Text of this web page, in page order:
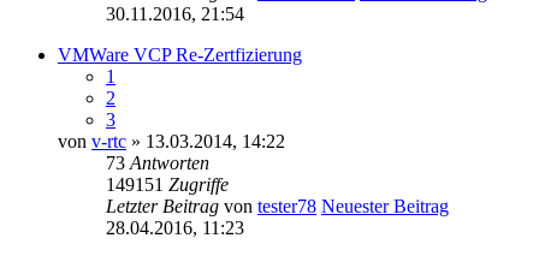
30.11.2016, 21:54
VMWare VCP Re-Zertfizierung
1
2
3
von v-rtc » 13.03.2014, 14:22
73 Antworten
149151 Zugriffe
Letzter Beitrag von tester78 Neuester Beitrag
28.04.2016, 11:23